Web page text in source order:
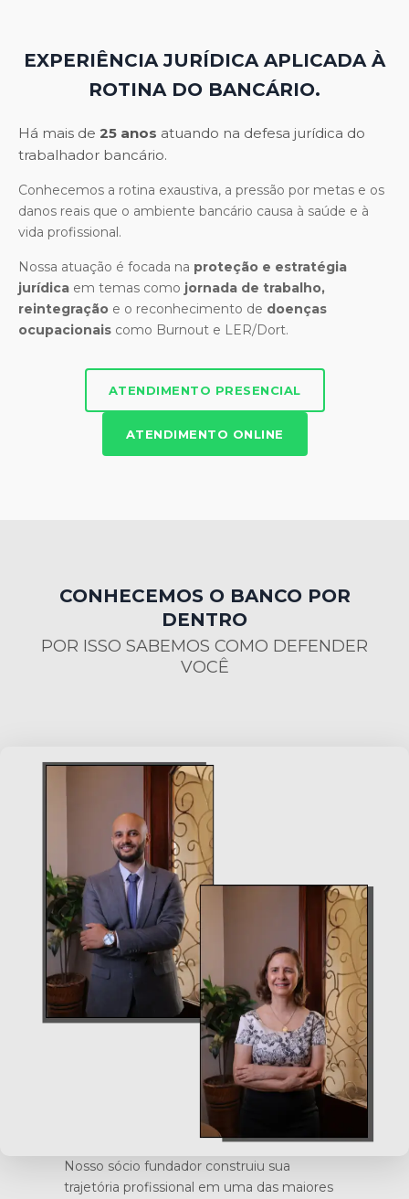
EXPERIÊNCIA JURÍDICA APLICADA À
ROTINA DO BANCÁRIO.
Há mais de 25 anos atuando na defesa jurídica do
trabalhador bancário.
Conhecemos a rotina exaustiva, a pressão por metas e os
danos reais que o ambiente bancário causa à saúde e à
vida profissional.
Nossa atuação é focada na proteção e estratégia
jurídica em temas como jornada de trabalho,
reintegração e o reconhecimento de doenças
ocupacionais como Burnout e LER/Dort.
ATENDIMENTO PRESENCIAL
ATENDIMENTO ONLINE
CONHECEMOS O BANCO POR
DENTRO
POR ISSO SABEMOS COMO DEFENDER
VOCÊ
Nosso sócio fundador construiu sua
trajetória profissional em uma das maiores